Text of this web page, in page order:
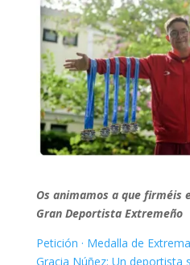
Os animamos a que firméis
Gran Deportista Extremeño
Petición · ​Medalla de
Gracia Núñez: Un deportista